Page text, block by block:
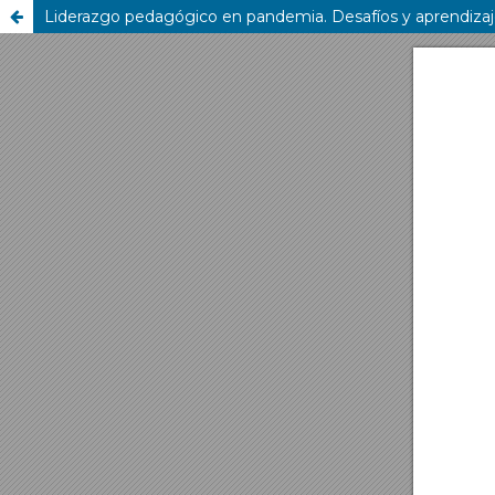
Liderazgo pedagógico en pandemia. Desafíos y